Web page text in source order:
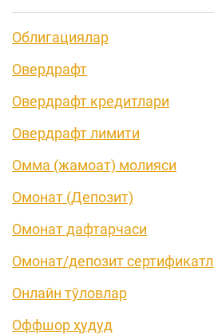
Облигациялар
Овердрафт
Овердрафт кредитлари
Овердрафт лимити
Омма (жамоат) молияси
Омонат (Депозит)
Омонат дафтарчаси
Омонат/депозит
Онлайн тўловлар
Оффшор ҳудуд